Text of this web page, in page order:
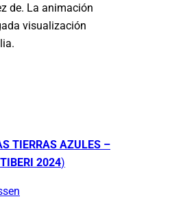
de. La animación
visualización
TIERRAS AZULES –
2024)